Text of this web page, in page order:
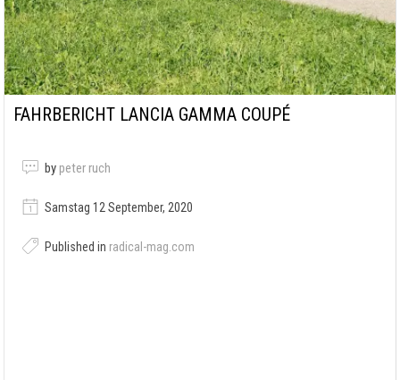
FAHRBERICHT LANCIA GAMMA COUPÉ
by peter ruch
Samstag 12 September, 2020
Published in radical-mag.com